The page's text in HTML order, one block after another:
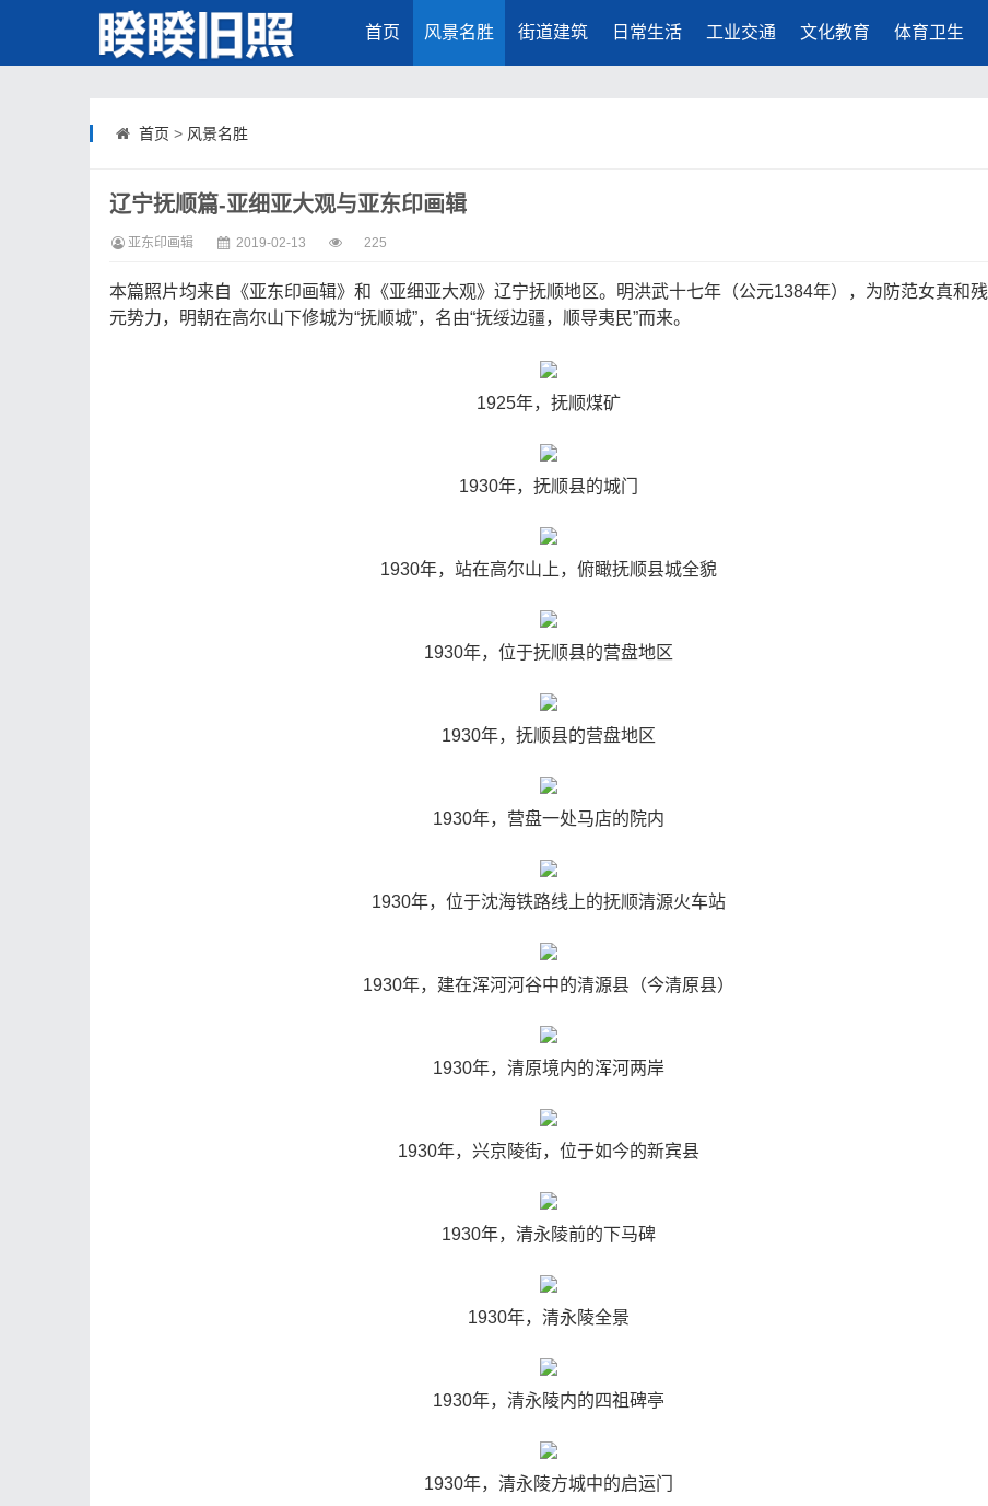
首页 风景名胜 街道建筑 日常生活 工业交通 文化教育 体育卫生
首页 > 风景名胜
辽宁抚顺篇-亚细亚大观与亚东印画辑
亚东印画辑 2019-02-13 225
本篇照片均来自《亚东印画辑》和《亚细亚大观》辽宁抚顺地区。明洪武十七年（公元1384年），为防范女真和残
元势力，明朝在高尔山下修城为“抚顺城”，名由“抚绥边疆，顺导夷民”而来。
1925年，抚顺煤矿
1930年，抚顺县的城门
1930年，站在高尔山上，俯瞰抚顺县城全貌
1930年，位于抚顺县的营盘地区
1930年，抚顺县的营盘地区
1930年，营盘一处马店的院内
1930年，位于沈海铁路线上的抚顺清源火车站
1930年，建在浑河河谷中的清源县（今清原县）
1930年，清原境内的浑河两岸
1930年，兴京陵街，位于如今的新宾县
1930年，清永陵前的下马碑
1930年，清永陵全景
1930年，清永陵内的四祖碑亭
1930年，清永陵方城中的启运门